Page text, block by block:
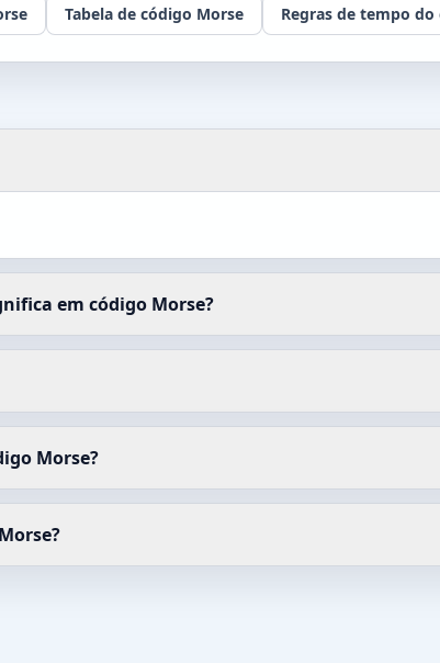
Tabela de código Morse Regras de tempo
em código Morse?
Morse?